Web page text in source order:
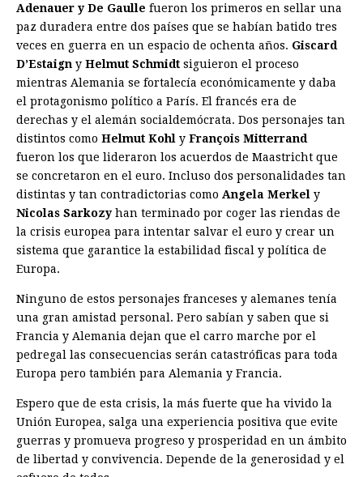
Adenauer y De Gaulle fueron los primeros en sellar una
paz duradera entre dos países que se habían batido tres
veces en guerra en un espacio de ochenta años. Giscard
D’Estaign y Helmut Schmidt siguieron el proceso
mientras Alemania se fortalecía económicamente y daba
el protagonismo político a París. El francés era de
derechas y el alemán socialdemócrata. Dos personajes tan
distintos como Helmut Kohl y François Mitterrand
fueron los que lideraron los acuerdos de Maastricht que
se concretaron en el euro. Incluso dos personalidades tan
distintas y tan contradictorias como Angela Merkel y
Nicolas Sarkozyhan terminado por coger las riendas de
la crisis europea para intentar salvar el euro y crear un
sistema que garantice la estabilidad fiscal y política de
Europa.
Ninguno de estos personajes franceses y alemanes tenía
una gran amistad personal. Pero sabían y saben que si
Francia y Alemania dejan que el carro marche por el
pedregal las consecuencias serán catastróficas para toda
Europa pero también para Alemania y Francia.
Espero que de esta crisis, la más fuerte que ha vivido la
Unión Europea, salga una experiencia positiva que evite
guerras y promueva progreso y prosperidad en un ámbito
de libertad y convivencia. Depende de la generosidad y el